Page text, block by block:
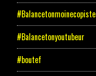
#Balancetonmoinecopiste
#Balancetonyoutubeur
#boutef